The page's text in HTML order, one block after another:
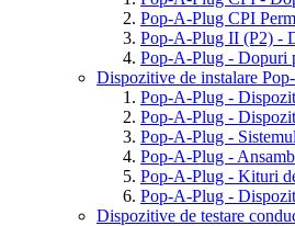
Pop-A-Plug CPI
Pop-A-Plug II (P2) -
Pop-A-Plug - Dopuri
Dispozitive de instalare
Pop-A-Plug -
Pop-A-Plug -
Pop-A-Plug -
Pop-A-Plug -
Pop-A-Plug - Kituri
Pop-A-Plug -
Dispozitive de testare